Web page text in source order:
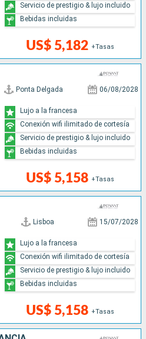
US$ 5,182 +Tasas
Servicio de prestigio & lujo incluido
Bebidas incluidas
Ponta Delgada 06/08/2028
US$ 5,158 +Tasas
Lujo a la francesa
Conexión wifi ilimitado de cortesía
Servicio de prestigio & lujo incluido
Bebidas incluidas
Lisboa 15/07/2028
US$ 5,158 +Tasas
Lujo a la francesa
Conexión wifi ilimitado de cortesía
Servicio de prestigio & lujo incluido
Bebidas incluidas